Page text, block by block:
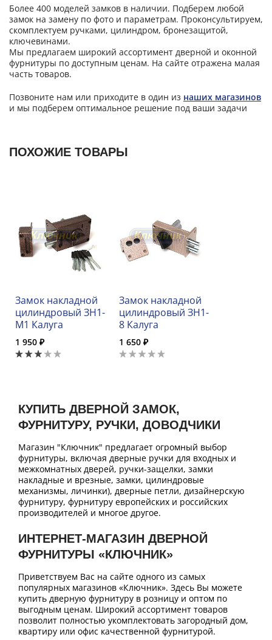
Более 400 моделей замков в наличии. Подберем любой
замок на замену по фото и параметрам. Проконсультируем,
скомплектуем ручками, цилиндром, бронезащитой,
ключевинами.
Мы предлагаем широкий ассортимент дверной и оконной
фурнитуры по доступным ценам. На сайте отражена малая
часть товаров.
Позвоните нам или приходите в один из наших магазинов
и мы подберем оптимальное решение под ваши задачи
ПОХОЖИЕ ТОВАРЫ
Замок накладной
цилиндровый ЗН1-
М1 Калуга
1 950 ₽
Замок накладной
цилиндровый ЗН1-
8 Калуга
1 650 ₽
КУПИТЬ ДВЕРНОЙ ЗАМОК,
ФУРНИТУРУ, РУЧКИ, ДОВОДЧИКИ
Магазин "Ключник" предлагает огромный выбор
фурнитуры, включая дверные ручки для входных и
межкомнатных дверей, ручки-защелки, замки
накладные и врезные, замки, цилиндровые
механизмы, личинки), дверные петли, дизайнерскую
фурнитуру, фурнитуру европейских и российских
производителей и многое другое.
ИНТЕРНЕТ-МАГАЗИН ДВЕРНОЙ
ФУРНИТУРЫ «КЛЮЧНИК»
Приветствуем Вас на сайте одного из самых
популярных магазинов «Ключник». Здесь Вы можете
купить дверную фурнитуру в розницу и оптом по
выгодным ценам. Широкий ассортимент товаров
позволит полностью укомплектовать загородный дом,
квартиру или офис качественной фурнитурой.